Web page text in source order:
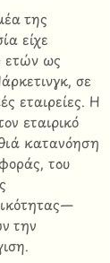
της
είχε
ετών ως
σε
εταιρείες. Η
εταιρικό
κατανόηση
του
την